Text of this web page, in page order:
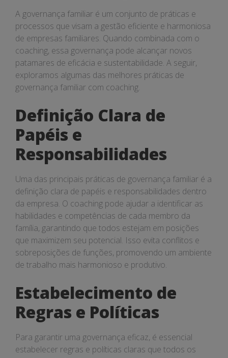
A governança familiar é um conjunto de práticas e
processos que visam a gestão eficiente e harmoniosa
de empresas familiares. Quando combinada com o
coaching, essa governança pode alcançar novos
patamares de eficácia e sustentabilidade. A seguir,
exploramos algumas das melhores práticas de
governança familiar com coaching.
Definição Clara de
Papéis e
Responsabilidades
Uma das principais práticas de governança familiar é a
definição clara de papéis e responsabilidades dentro
da empresa. O coaching pode ajudar a identificar as
habilidades e competências de cada membro da
família, garantindo que todos estejam em posições
que maximizem seu potencial. Isso evita conflitos e
sobreposições de funções, promovendo um ambiente
de trabalho mais harmonioso e produtivo.
Estabelecimento de
Regras e Políticas
Para garantir uma governança eficaz, é essencial
estabelecer regras e políticas claras que todos os